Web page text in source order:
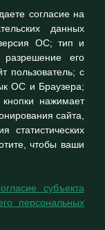
согласие на
данных
ОС; тип и
его
пользователь; с
ОС и Браузера;
нажимает
сайта,
статистических
чтобы ваши
субъекта
персональных